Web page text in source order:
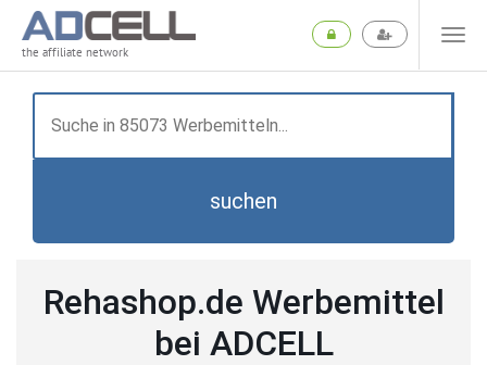
the affiliate network
suchen
Rehashop.de Werbemittel
bei ADCELL